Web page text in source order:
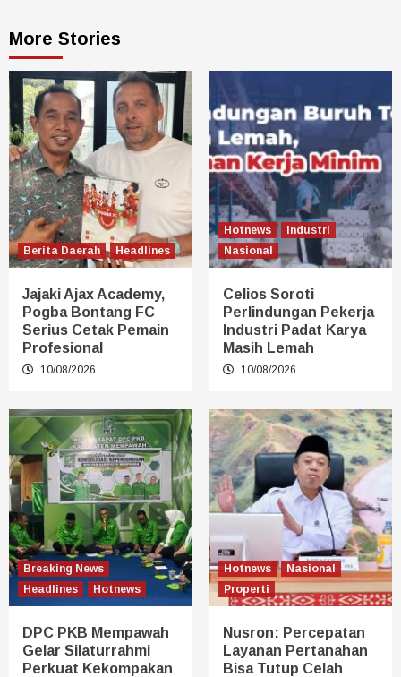
More Stories
Berita Daerah Headlines
Jajaki Ajax Academy,
Pogba Bontang FC
Serius Cetak Pemain
Profesional
10/08/2026
Hotnews
Industri
Nasional
Celios Soroti
Perlindungan Pekerja
Industri Padat Karya
Masih Lemah
10/08/2026
Breaking News
Headlines
Hotnews
DPC PKB Mempawah
Gelar Silaturrahmi
Perkuat Kekompakan
Hotnews
Nasional
Properti
Nusron: Percepatan
Layanan Pertanahan
Bisa Tutup Celah